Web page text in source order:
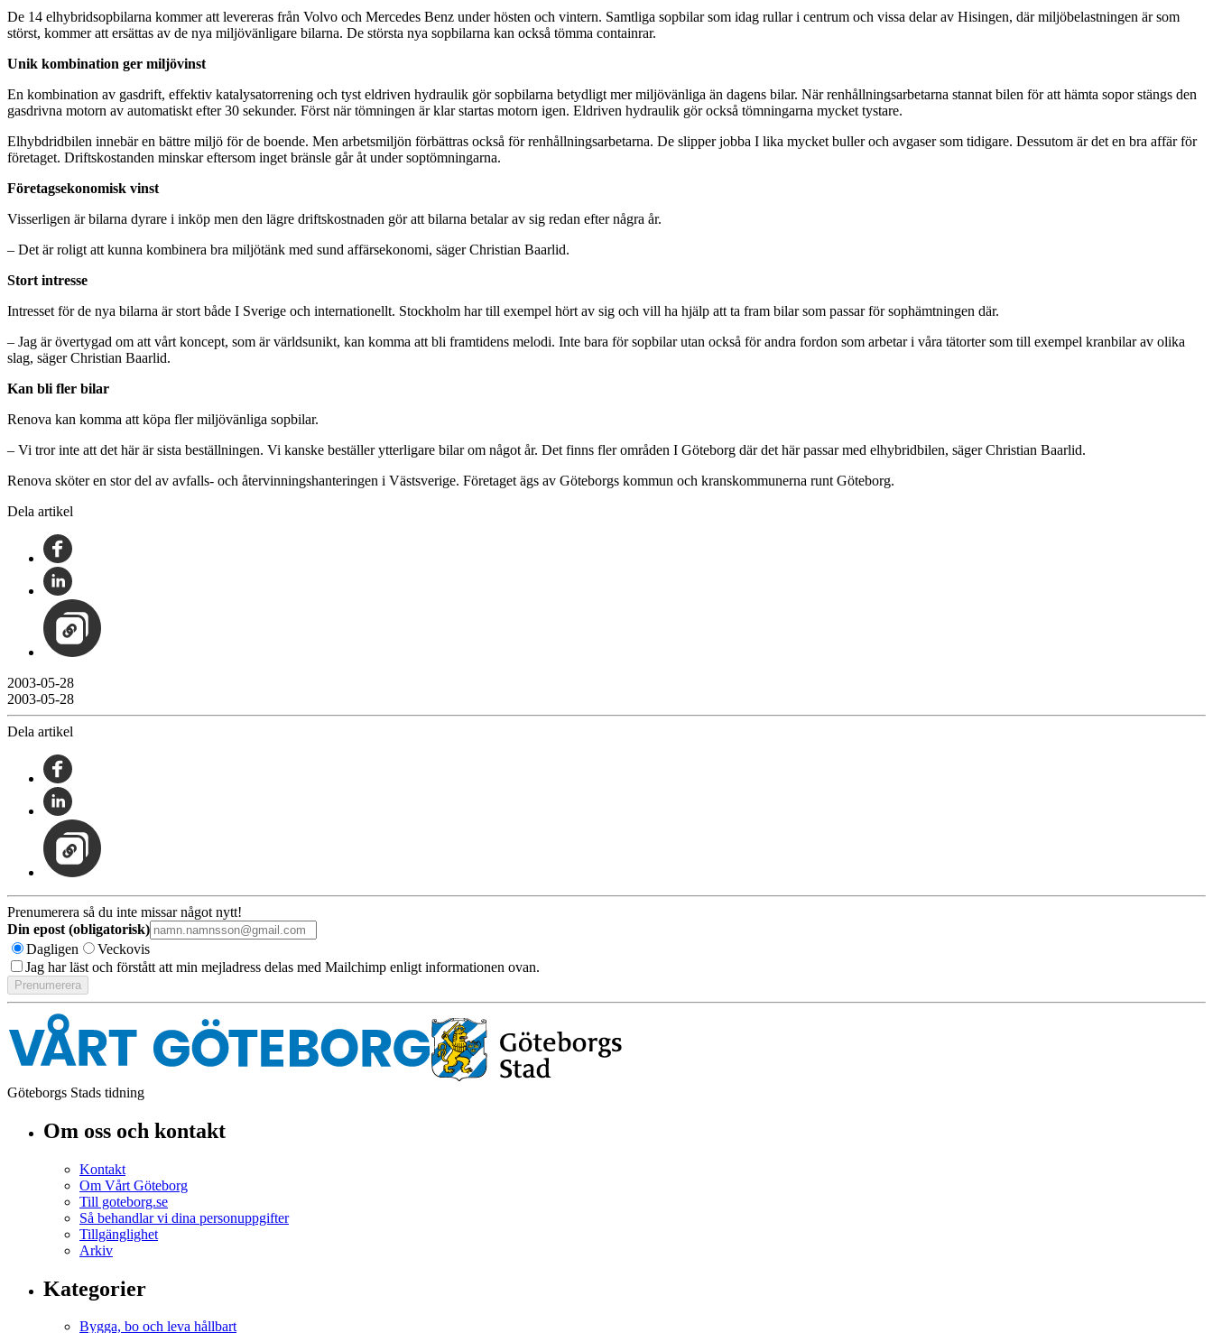
De 14 elhybridsopbilarna kommer att levereras från Volvo och Mercedes Benz under hösten och vintern. Samtliga sopbilar som idag rullar i centrum och vissa delar av Hisingen, där miljöbelastningen är som
störst, kommer att ersättas av de nya miljövänligare bilarna. De största nya sopbilarna kan också tömma containrar.
Unik kombination ger miljövinst
En kombination av gasdrift, effektiv katalysatorrening och tyst eldriven hydraulik gör sopbilarna betydligt mer miljövänliga än dagens bilar. När renhållningsarbetarna stannat bilen för att hämta sopor stängs den
gasdrivna motorn av automatiskt efter 30 sekunder. Först när tömningen är klar startas motorn igen. Eldriven hydraulik gör också tömningarna mycket tystare.
Elhybdridbilen innebär en bättre miljö för de boende. Men arbetsmiljön förbättras också för renhållningsarbetarna. De slipper jobba I lika mycket buller och avgaser som tidigare. Dessutom är det en bra affär för
företaget. Driftskostanden minskar eftersom inget bränsle går åt under soptömningarna.
Företagsekonomisk vinst
Visserligen är bilarna dyrare i inköp men den lägre driftskostnaden gör att bilarna betalar av sig redan efter några år.
– Det är roligt att kunna kombinera bra miljötänk med sund affärsekonomi, säger Christian Baarlid.
Stort intresse
Intresset för de nya bilarna är stort både I Sverige och internationellt. Stockholm har till exempel hört av sig och vill ha hjälp att ta fram bilar som passar för sophämtningen där.
– Jag är övertygad om att vårt koncept, som är världsunikt, kan komma att bli framtidens melodi. Inte bara för sopbilar utan också för andra fordon som arbetar i våra tätorter som till exempel kranbilar av olika
slag, säger Christian Baarlid.
Kan bli fler bilar
Renova kan komma att köpa fler miljövänliga sopbilar.
– Vi tror inte att det här är sista beställningen. Vi kanske beställer ytterligare bilar om något år. Det finns fler områden I Göteborg där det här passar med elhybridbilen, säger Christian Baarlid.
Renova sköter en stor del av avfalls- och återvinningshanteringen i Västsverige. Företaget ägs av Göteborgs kommun och kranskommunerna runt Göteborg.
Dela artikel
2003-05-28
2003-05-28
Dela artikel
Prenumerera så du inte missar något nytt!
Din epost (obligatorisk)
Dagligen
Veckovis
Jag har läst och förstått att min mejladress delas med Mailchimp enligt informationen ovan.
Göteborgs Stads tidning
Om oss och kontakt
Kontakt
Om Vårt Göteborg
Till goteborg.se
Så behandlar vi dina personuppgifter
Tillgänglighet
Arkiv
Kategorier
Bygga, bo och leva hållbart